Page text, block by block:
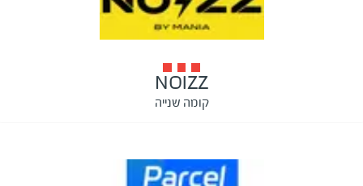
NOIZZ
קומה שנייה